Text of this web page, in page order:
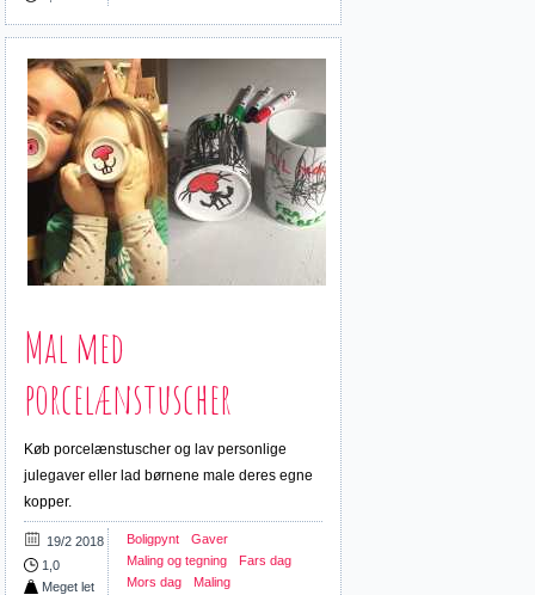
Mal med
porcelænstuscher
Køb porcelænstuscher og lav personlige
julegaver eller lad børnene male deres egne
kopper.
19/2 2018
1,0
Meget let
Boligpynt
Gaver
Maling og tegning
Fars dag
Mors dag
Maling